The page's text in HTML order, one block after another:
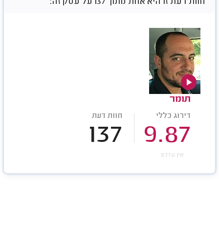
תומר
דירוג כללי
9.87
חוות דעת
137
אין עדכון